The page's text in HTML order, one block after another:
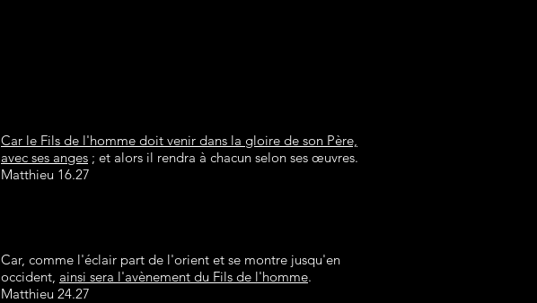
Car le Fils de l'homme doit venir dans la gloire de son Père,
avec ses anges ; et alors il rendra à chacun selon ses œuvres.
Matthieu 16.27
Car, comme l'éclair part de l'orient et se montre jusqu'en
occident, ainsi sera l'avènement du Fils de l'homme.
Matthieu 24.27